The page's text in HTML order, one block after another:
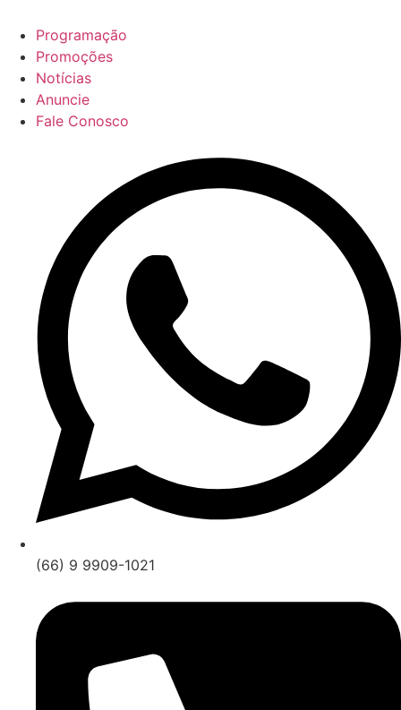
Programação
Promoções
Notícias
Anuncie
Fale Conosco
(66) 9 9909-1021